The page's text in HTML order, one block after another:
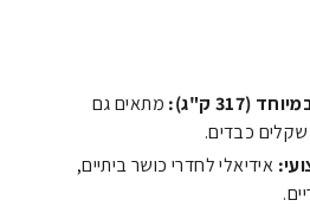
ק"ג):
מתאים גם
כבדים.
אידיאלי לחדרי כושר ביתיים,